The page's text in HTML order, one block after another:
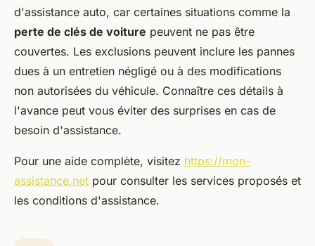
d'assistance auto, car certaines situations comme la
perte de clés de voiture peuvent ne pas être
couvertes. Les exclusions peuvent inclure les pannes
dues à un entretien négligé ou à des modifications
non autorisées du véhicule. Connaître ces détails à
l'avance peut vous éviter des surprises en cas de
besoin d'assistance.
Pour une aide complète, visitez https://mon-
assistance.net pour consulter les services proposés et
les conditions d'assistance.